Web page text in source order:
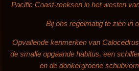
Pacific Coast-reeksen in het westen
Bij ons regelmatig te zien in
Opvallende kenmerken van
de smalle opgaande habitus, een
en de donkergroene